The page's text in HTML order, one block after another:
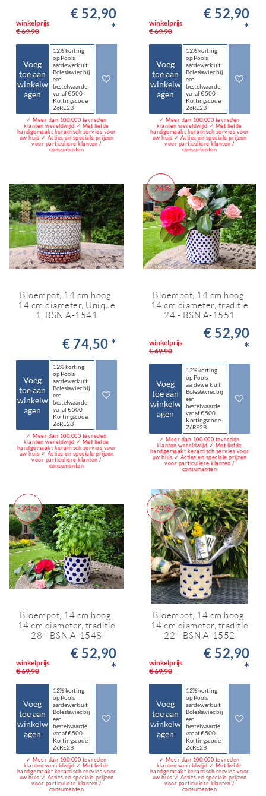
winkelprijs
€ 69,90
€ 52,90
*
Voeg
toe aan
winkelw
agen
12% korting
op Pools
aardewerk uit
Bolesławiec bij
een
bestelwaarde
vanaf € 500
Kortingscode:
Z6RE2B
✓ Meer dan 100.000 tevreden
klanten wereldwijd ✓ Met liefde
handgemaakt keramisch servies voor
uw huis ✓ Acties en speciale prijzen
voor particuliere klanten /
consumenten
winkelprijs
€ 69,90
€ 52,90
*
Voeg
toe aan
winkelw
agen
12% korting
op Pools
aardewerk uit
Bolesławiec bij
een
bestelwaarde
vanaf € 500
Kortingscode:
Z6RE2B
✓ Meer dan 100.000 tevreden
klanten wereldwijd ✓ Met liefde
handgemaakt keramisch servies voor
uw huis ✓ Acties en speciale prijzen
voor particuliere klanten /
consumenten
Bloempot, 14 cm hoog,
14 cm diameter, Unique
1, BSN A-1541
€ 74,50 *
Voeg
toe aan
winkelw
agen
12% korting
op Pools
aardewerk uit
Bolesławiec bij
een
bestelwaarde
vanaf € 500
Kortingscode:
Z6RE2B
✓ Meer dan 100.000 tevreden
klanten wereldwijd ✓ Met liefde
handgemaakt keramisch servies voor
uw huis ✓ Acties en speciale prijzen
voor particuliere klanten /
consumenten
-24%
Bloempot, 14 cm hoog,
14 cm diameter, traditie
24 - BSN A-1551
winkelprijs
€ 69,90
€ 52,90
*
Voeg
toe aan
winkelw
agen
12% korting
op Pools
aardewerk uit
Bolesławiec bij
een
bestelwaarde
vanaf € 500
Kortingscode:
Z6RE2B
✓ Meer dan 100.000 tevreden
klanten wereldwijd ✓ Met liefde
handgemaakt keramisch servies voor
uw huis ✓ Acties en speciale prijzen
voor particuliere klanten /
consumenten
-24%
Bloempot, 14 cm hoog,
14 cm diameter, traditie
28 - BSN A-1548
winkelprijs
€ 69,90
€ 52,90
*
Voeg
toe aan
winkelw
agen
12% korting
op Pools
aardewerk uit
Bolesławiec bij
een
bestelwaarde
vanaf € 500
Kortingscode:
Z6RE2B
✓ Meer dan 100.000 tevreden
klanten wereldwijd ✓ Met liefde
handgemaakt keramisch servies voor
uw huis ✓ Acties en speciale prijzen
voor particuliere klanten /
consumenten
-24%
Bloempot, 14 cm hoog,
14 cm diameter, traditie
22 - BSN A-1552
winkelprijs
€ 69,90
€ 52,90
*
Voeg
toe aan
winkelw
agen
12% korting
op Pools
aardewerk uit
Bolesławiec bij
een
bestelwaarde
vanaf € 500
Kortingscode:
Z6RE2B
✓ Meer dan 100.000 tevreden
klanten wereldwijd ✓ Met liefde
handgemaakt keramisch servies voor
uw huis ✓ Acties en speciale prijzen
voor particuliere klanten /
consumenten